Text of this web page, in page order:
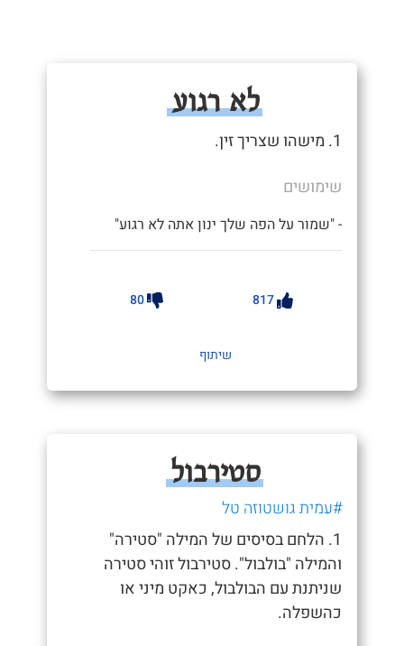
לא רגוע
1. מישהו שצריך זין.
שימושים
- "שמור על הפה שלך ינון אתה לא רגוע"
817
80
שיתוף
סטירבול
#עמית גושטוזה טל
1. הלחם בסיסים של המילה "סטירה"
והמילה "בולבול". סטירבול זוהי סטירה
שניתנת עם הבולבול, כאקט מיני או
כהשפלה.